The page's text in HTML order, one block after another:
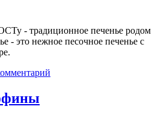
- традиционное печенье родом
- это нежное песочное печенье с